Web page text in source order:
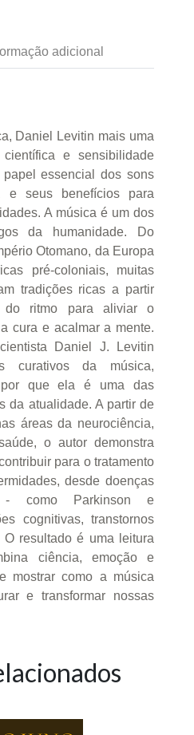
adicional
Daniel Levitin mais uma
e sensibilidade
essencial dos sons
e seus benefícios para
A música é um dos
da humanidade. Do
Otomano, da Europa
pré-coloniais, muitas
tradições ricas a partir
ritmo para aliviar o
cura e acalmar a mente.
Daniel J. Levitin
curativos da música,
por que ela é uma das
da atualidade. A partir de
áreas da neurociência,
o autor demonstra
para o tratamento
desde doenças
- como Parkinson e
cognitivas, transtornos
resultado é uma leitura
ciência, emoção e
mostrar como a música
e transformar nossas